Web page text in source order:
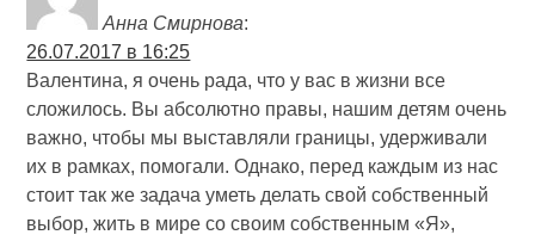
Анна Смирнова:
26.07.2017 в 16:25
Валентина, я очень рада, что у вас в жизни все
сложилось. Вы абсолютно правы, нашим детям очень
важно, чтобы мы выставляли границы, удерживали
их в рамках, помогали. Однако, перед каждым из нас
стоит так же задача уметь делать свой собственный
выбор, жить в мире со своим собственным «Я»,